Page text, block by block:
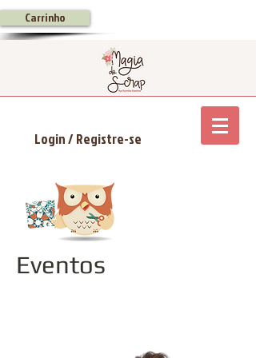
Carrinho
Login / Registre-se
Eventos